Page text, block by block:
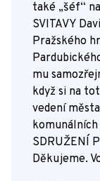
také „šéf“
SVITAVY
Pražského
mu
když si na
vedení
SDRUŽENÍ
Děkujeme.